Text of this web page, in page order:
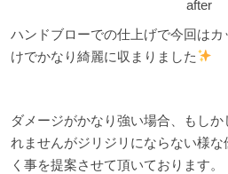
after
ハンドブローでの仕上げで今回は
けでかなり綺麗に収まりました
ダメージがかなり強い場合、もし
れませんがジリジリにならない様
く事を提案させて頂いております。